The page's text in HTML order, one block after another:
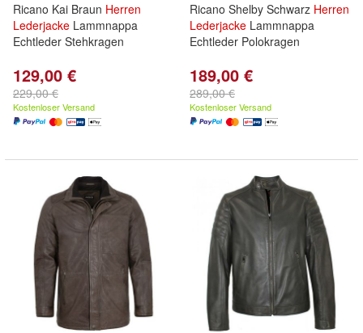
Ricano Kai Braun Herren
Lederjacke Lammnappa
Echtleder Stehkragen
129,00 €
229,00 €
Kostenloser Versand
Ricano Shelby Schwarz Herren
Lederjacke Lammnappa
Echtleder Polokragen
189,00 €
289,00 €
Kostenloser Versand